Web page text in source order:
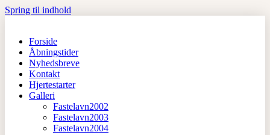
Spring til indhold
Forside
Åbningstider
Nyhedsbreve
Kontakt
Hjertestarter
Galleri
Fastelavn2002
Fastelavn2003
Fastelavn2004